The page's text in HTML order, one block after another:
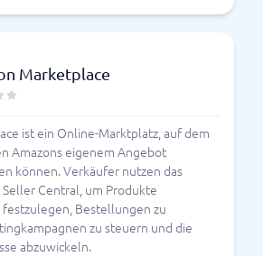
Marketplace
ist ein Online-Marktplatz, auf dem
Amazons eigenem Angebot
können. Verkäufer nutzen das
Central, um Produkte
Bestellungen zu
zu steuern und die
abzuwickeln.